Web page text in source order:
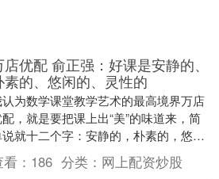
店优配 俞正强：好课是安静的、
素的、悠闲的、灵性的
为数学课堂教学艺术的最高境界万店
，就是要把课上出“美”的味道来，简
就十二个字：安静的，朴素的，悠闲
，灵性的。 01 好课是安静的 俗话
“静能生....
： 186 分类： 网上配资炒股